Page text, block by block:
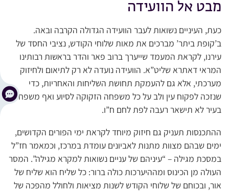
מבט אל הוועידה
כעת, העיניים נשואות לעבר הוועידה הגדולה הקרבה ובאה.
ב’קופת ביתר’ מברכים את מאות שלוחי הקודש, נציבי החסד של
עירנו, לקראת המעמד שייערך ברוב פאר והדר בראשות רבותינו
המראי דאתרא שליט”א. הוועידה נועדה לא רק לתיאום ולחיזוק
מערכתי, אלא גם להעמקת תחושת השליחות והאחריות, כדי
שנזכה לפקוח עין ולב על כל משפחה הזקוקה לסיוע ואף משפחה
בעיר לא תישאר רעבה לפת לחם ח”ו.
ההתכנסות תעניק גם חיזוק מיוחד לקראת ימי הפורים הקדושים,
ימים שבהם מצוות מתנות לאביונים עומדת במרכז, וכמאמר חז”ל
במסכת מגילה – “עיניהם של עניים נשואות למקרא מגילה”. המסר
העולה מן הכינוס ומההיערכות כולה ברור: כל שליח הוא שליח של
אור, ובכוחם של שלוחי הקודש לשנות מציאות ולחולל מהפכה של